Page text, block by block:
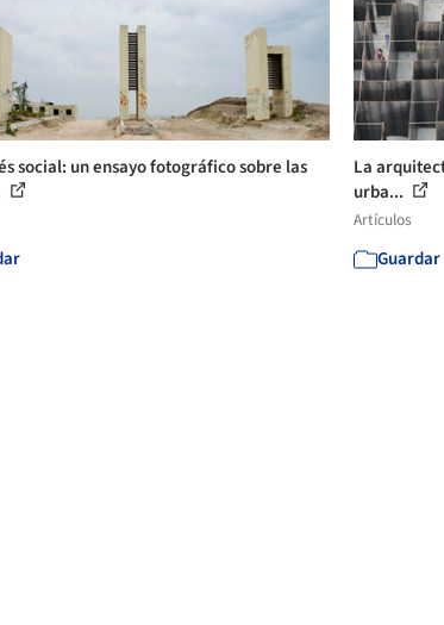
social: un ensayo fotográfico sobre las
La
urba...
Artículos
Guardar